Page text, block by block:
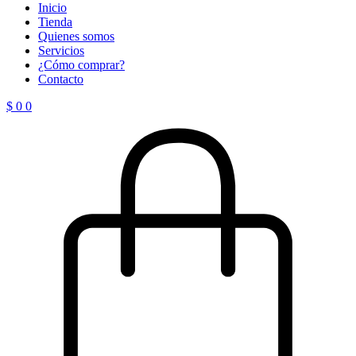
Inicio
Tienda
Quienes somos
Servicios
¿Cómo comprar?
Contacto
$ 0 0